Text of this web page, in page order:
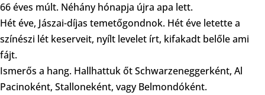
66 éves múlt. Néhány hónapja újra apa lett.
Hét éve, Jászai-díjas temetőgondnok. Hét éve letette a
színészi lét keserveit, nyílt levelet írt, kifakadt belőle ami
fájt.
Ismerős a hang. Hallhattuk őt Schwarzeneggerként, Al
Pacinoként, Stalloneként, vagy Belmondóként.